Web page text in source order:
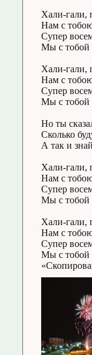
Хали-гали,
Нам с
Супер
Мы с тобой
Хали-гали,
Нам с
Супер
Мы с тобой
Но ты
Сколько
А так и
Хали-гали,
Нам с
Супер
Мы с тобой
Хали-гали,
Нам с
Супер
Мы с тобой